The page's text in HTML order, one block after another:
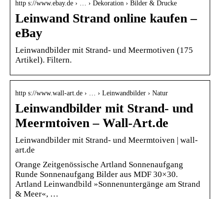
http s://www.ebay.de › … › Dekoration › Bilder & Drucke
Leinwand Strand online kaufen –
eBay
Leinwandbilder mit Strand- und Meermotiven (175
Artikel). Filtern.
http s://www.wall-art.de › … › Leinwandbilder › Natur
Leinwandbilder mit Strand- und
Meermtoiven – Wall-Art.de
Leinwandbilder mit Strand- und Meermtoiven | wall-
art.de
Orange Zeitgenössische Artland Sonnenaufgang
Runde Sonnenaufgang Bilder aus MDF 30×30.
Artland Leinwandbild »Sonnenuntergänge am Strand
& Meer«, …